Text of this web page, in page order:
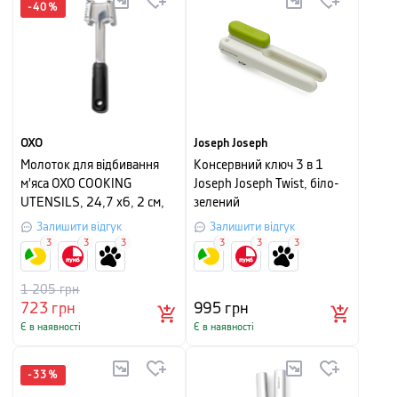
-40 %
OXO
Молоток для відбивання
м'яса OXO COOKING
UTENSILS, 24,7 х6, 2 см,
сріблястий
Залишити відгук
723 грн
1 205грн
Є в наявності
3 3 3
Joseph Joseph
Консервний ключ 3 в 1
Joseph Joseph Twist, біло-
зелений
Залишити відгук
995грн
Є в наявності
3 3 3
-33 %